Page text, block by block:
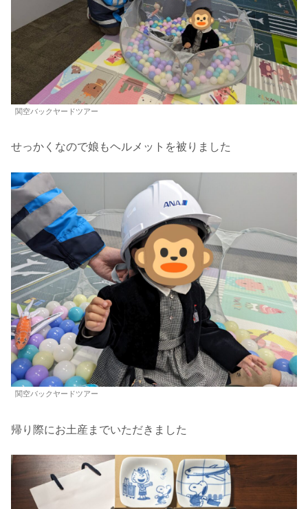
関空バックヤードツアー
せっかくなので娘もヘルメットを被りました
関空バックヤードツアー
帰り際にお土産までいただきました